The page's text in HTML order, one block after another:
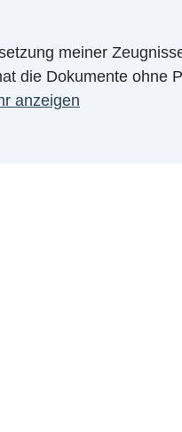
meiner
die Dokumente ohne
anzeigen